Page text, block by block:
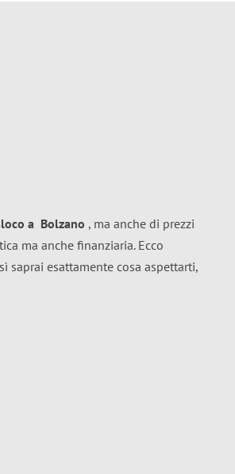
a Bolzano , ma anche di prezzi
ma anche finanziaria. Ecco
saprai esattamente cosa aspettarti,